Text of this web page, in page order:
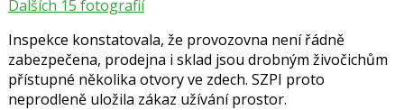
Dalších 15 fotografií
Inspekce konstatovala, že provozovna není řádně
zabezpečena, prodejna i sklad jsou drobným živočichům
přístupné několika otvory ve zdech. SZPI proto
neprodleně uložila zákaz užívání prostor.